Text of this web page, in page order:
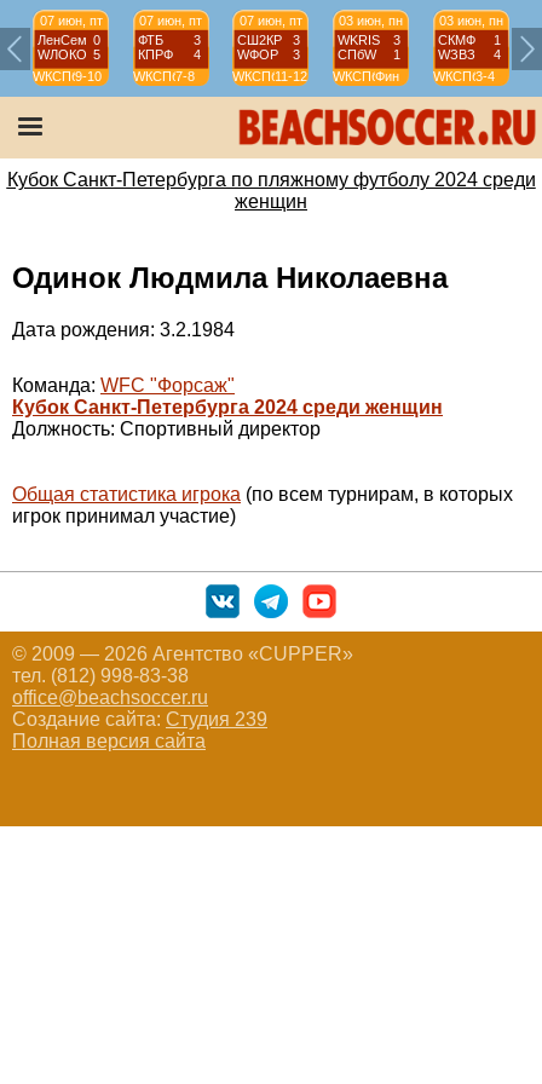
07 июн, пт
ЛенСем 0
WЛОКО 5
WКСПб9-10
07 июн, пт
ФТБ
3
КПРФ
4
WКСПб7-8
07 июн, пт
СШ2КР
3
WФОР
3
WКСПб11-12
03 июн, пн
WKRIS
3
СПбW
1
WКСПбФин
03 июн, пн
СКМФ
1
WЗВЗ
4
WКСПб3-4
Кубок Санкт-Петербурга по пляжному футболу 2024 среди
женщин
Одинок Людмила Николаевна
Дата рождения: 3.2.1984
Команда: WFC "Форсаж"
Кубок Санкт-Петербурга 2024 среди женщин
Должность: Спортивный директор
Общая статистика игрока (по всем турнирам, в которых
игрок принимал участие)
© 2009 — 2026 Агентство «CUPPER»
тел. (812) 998-83-38
office@beachsoccer.ru
Создание сайта: Студия 239
Полная версия сайта